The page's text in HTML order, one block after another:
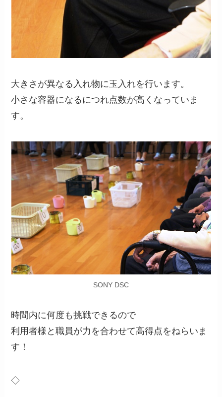
大きさが異なる入れ物に玉入れを行います。
小さな容器になるにつれ点数が高くなっていま
す。
SONY DSC
時間内に何度も挑戦できるので
利用者様と職員が力を合わせて高得点をねらいま
す！
◇